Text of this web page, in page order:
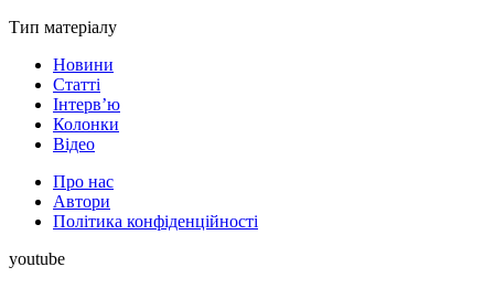
Тип матеріалу
Новини
Статті
Інтерв’ю
Колонки
Відео
Про нас
Автори
Політика конфіденційності
youtube